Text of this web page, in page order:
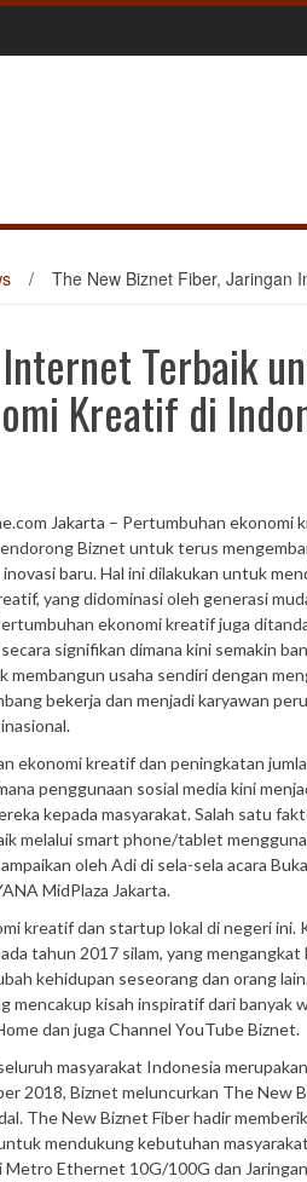
/ The New Biznet Fiber, Jaringan
Terbaik
Kreatif di
Jakarta – Pertumbuhan ekonomi
Biznet untuk terus
baru. Hal ini dilakukan untuk
yang didominasi oleh generasi
ekonomi kreatif juga
signifikan dimana kini semakin
membangun usaha sendiri dengan
bekerja dan menjadi karyawan
ekonomi kreatif dan peningkatan
penggunaan sosial media kini
kepada masyarakat. Salah satu
melalui smart phone/tablet
oleh Adi di sela-sela acara
MidPlaza Jakarta.
kreatif dan startup lokal di negeri ini.
tahun 2017 silam, yang mengangkat
kehidupan seseorang dan orang
kisah inspiratif dari banyak
dan juga Channel YouTube Biznet.
masyarakat Indonesia
2018, Biznet meluncurkan The New
The New Biznet Fiber hadir
mendukung kebutuhan
Ethernet 10G/100G dan